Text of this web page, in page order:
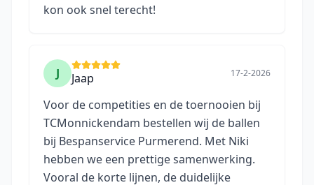
kon ook snel terecht!
J Jaap 17-2-2026
Voor de competities en de toernooien bij
TCMonnickendam bestellen wij de ballen
bij Bespanservice Purmerend. Met Niki
hebben we een prettige samenwerking.
Vooral de korte lijnen, de duidelijke